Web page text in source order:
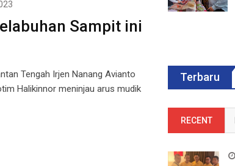
Sampit ini
Tengah Irjen Nanang Avianto
Halikinnor meninjau arus mudik
Terbaru
RECENT